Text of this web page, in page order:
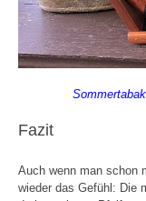
Fazit
Auch wenn man schon
wieder das Gefühl: Die